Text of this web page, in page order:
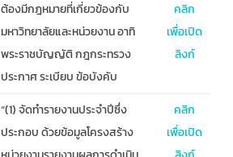
ต้องมีกฎหมายที่เกี่ยวข้องกับ
มหาวิทยาลัยและหน่วยงาน อาทิ
พระราชบัญญัติ กฎกระทรวง
ประกาศ ระเบียบ ข้อบังคับ
คลิก
เพื่อเปิด
ลิงก์
“(1) จัดทำรายงานประจำปีซึ่ง
ประกอบ ด้วยข้อมูลโครงสร้าง
คลิก
เพื่อเปิด